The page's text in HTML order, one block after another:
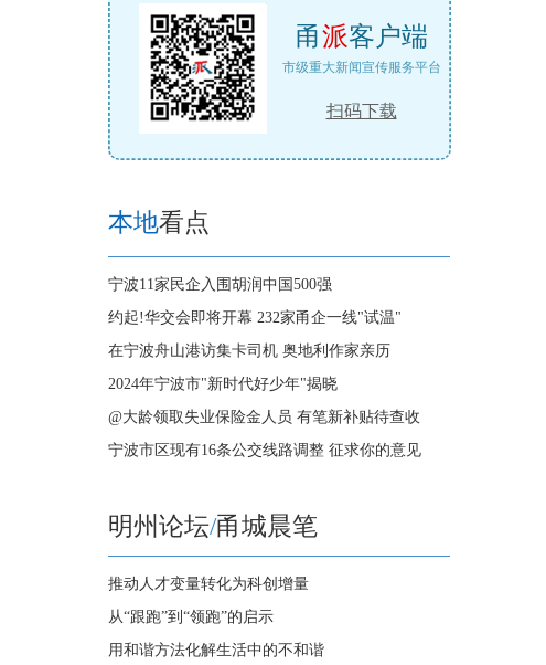
甬派客户端
市级重大新闻宣传服务平台
扫码下载
本地看点
宁波11家民企入围胡润中国500强
约起!华交会即将开幕 232家甬企一线"试温"
在宁波舟山港访集卡司机 奥地利作家亲历
2024年宁波市"新时代好少年"揭晓
@大龄领取失业保险金人员 有笔新补贴待查收
宁波市区现有16条公交线路调整 征求你的意见
明州论坛/甬城晨笔
推动人才变量转化为科创增量
从“跟跑”到“领跑”的启示
用和谐方法化解生活中的不和谐